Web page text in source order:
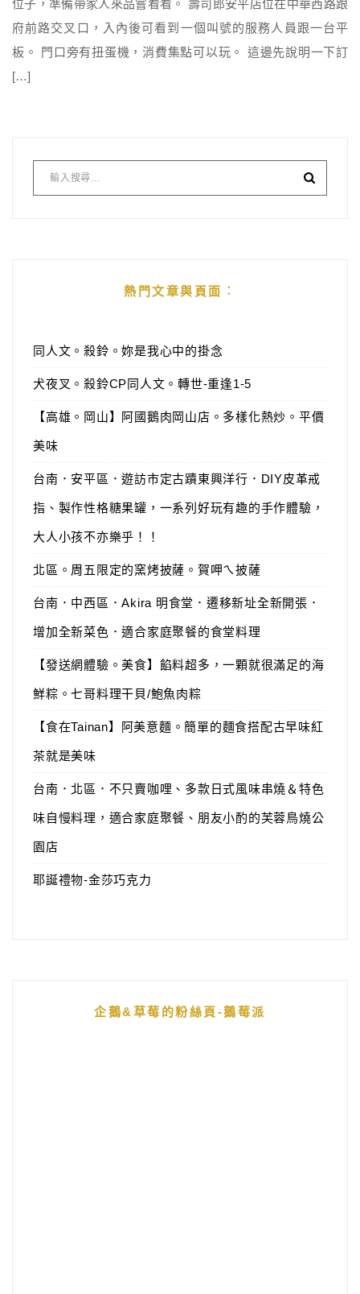
位子，準備帶家人來品嘗看看。 壽司郎安平店位在中華西路跟
府前路交叉口，入內後可看到一個叫號的服務人員跟一台平
板。 門口旁有扭蛋機，消費集點可以玩。 這邊先說明一下訂
[…]
熱門文章與頁面︰
同人文。殺鈴。妳是我心中的掛念
犬夜叉。殺鈴CP同人文。轉世-重逢1-5
【高雄。岡山】阿國鵝肉岡山店。多樣化熱炒。平價
美味
台南．安平區．遊訪市定古蹟東興洋行．DIY皮革戒
指、製作性格糖果罐，一系列好玩有趣的手作體驗，
大人小孩不亦樂乎！！
北區。周五限定的窯烤披薩。賀呷ㄟ披薩
台南．中西區．Akira 明食堂．遷移新址全新開張．
增加全新菜色．適合家庭聚餐的食堂料理
【發送網體驗。美食】餡料超多，一顆就很滿足的海
鮮粽。七哥料理干貝/鮑魚肉粽
【食在Tainan】阿美意麵。簡單的麵食搭配古早味紅
茶就是美味
台南．北區．不只賣咖哩、多款日式風味串燒＆特色
味自慢料理，適合家庭聚餐、朋友小酌的芙蓉鳥燒公
園店
耶誕禮物-金莎巧克力
企鵝&草莓的粉絲頁-鵝莓派